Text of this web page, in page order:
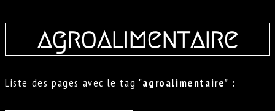
agroalimentaire
Liste des pages avec le tag "agroalimentaire" :